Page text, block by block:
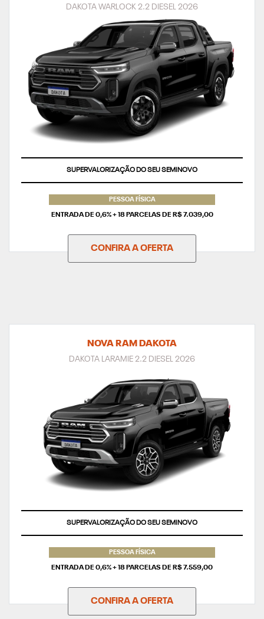
DAKOTA WARLOCK 2.2 DIESEL 2026
TAXA ZERO
PESSOA FÍSICA
ENTRADA DE 0,6% + 18 PARCELAS DE R$ 7.039,00
CONFIRA A OFERTA
NOVA RAM DAKOTA
DAKOTA LARAMIE 2.2 DIESEL 2026
TAXA ZERO
PESSOA FÍSICA
ENTRADA DE 0,6% + 18 PARCELAS DE R$ 7.559,00
CONFIRA A OFERTA